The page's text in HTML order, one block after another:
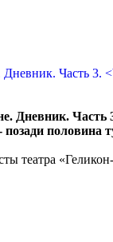
Часть 3.
Дневник. Часть
позади половина
театра